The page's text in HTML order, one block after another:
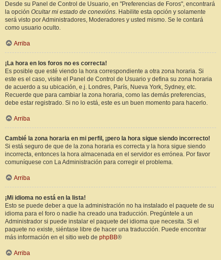
Desde su Panel de Control de Usuario, en "Preferencias de Foros", encontrará
la opción Ocultar mi estado de conexións. Habilite esta opción y solamente
será visto por Administradores, Moderadores y usted mismo. Se le contará
como usuario oculto.
Arriba
¡La hora en los foros no es correcta!
Es posible que esté viendo la hora correspondiente a otra zona horaria. Si
este es el caso, visite el Panel de Control de Usuario y defina su zona horaria
de acuerdo a su ubicación, e.j. Londres, París, Nueva York, Sydney, etc.
Recuerde que para cambiar la zona horaria, como las demás preferencias,
debe estar registrado. Si no lo está, este es un buen momento para hacerlo.
Arriba
Cambié la zona horaria en mi perfil, ¡pero la hora sigue siendo incorrecto!
Si está seguro de que de la zona horaria es correcta y la hora sigue siendo
incorrecta, entonces la hora almacenada en el servidor es errónea. Por favor
comuníquese con La Administración para corregir el problema.
Arriba
¡Mi idioma no está en la lista!
Esto se puede deber a que la administración no ha instalado el paquete de su
idioma para el foro o nadie ha creado una traducción. Pregúntele a un
Administrador si puede instalar el paquete del idioma que necesita. Si el
paquete no existe, siéntase libre de hacer una traducción. Puede encontrar
más información en el sitio web de phpBB®
Arriba